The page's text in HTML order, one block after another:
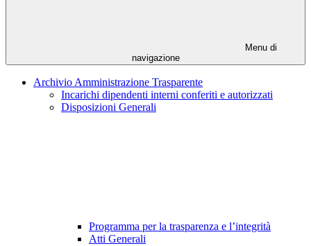
Menu di
navigazione
Archivio Amministrazione Trasparente
Incarichi dipendenti interni conferiti e autorizzati
Disposizioni Generali
Programma per la trasparenza e l’integrità
Atti Generali